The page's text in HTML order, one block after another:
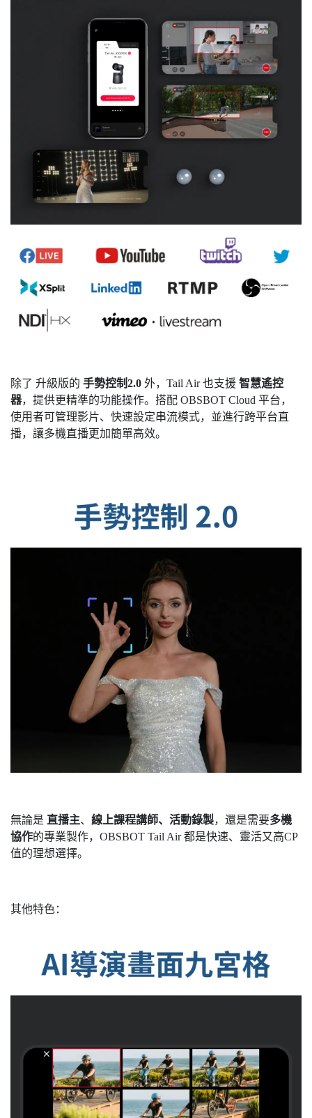
除了 升級版的 手勢控制2.0 外，Tail Air 也支援 智慧遙控
器，提供更精準的功能操作。搭配 OBSBOT Cloud 平台，
使用者可管理影片、快速設定串流模式，並進行跨平台直
播，讓多機直播更加簡單高效。
無論是 直播主、 線上課程講師、活動錄製，還是需要多機
協作的專業製作，OBSBOT Tail Air 都是快速、靈活又高CP
值的理想選擇。
其他特色：